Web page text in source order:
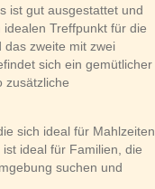
ist gut ausgestattet und
Treffpunkt für die
zweite mit zwei
sich ein gemütlicher
zusätzliche
sich ideal für Mahlzeiten
ideal für Familien, die
suchen und